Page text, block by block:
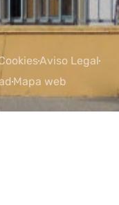
Aviso Legal
Mapa web